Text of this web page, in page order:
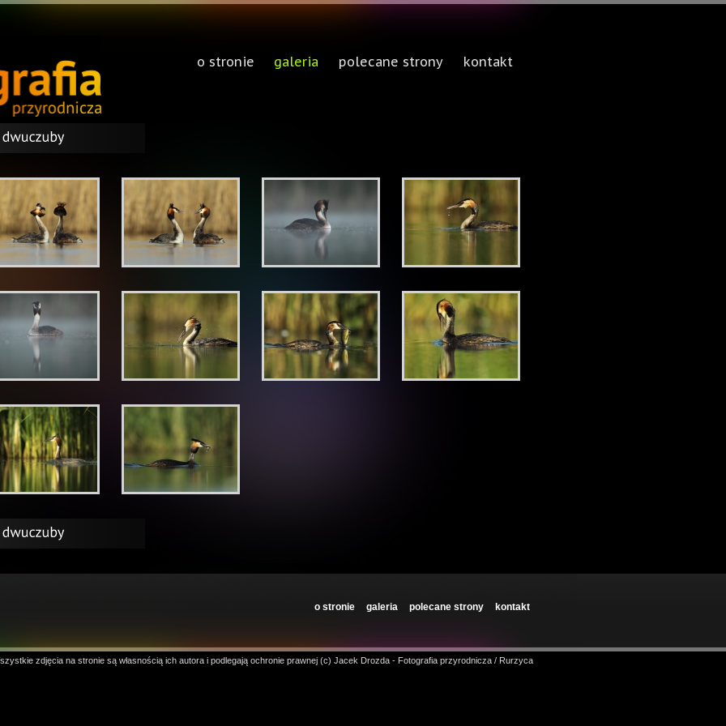
o stronie galeria polecane strony kontakt
zdjęcia na stronie są własnością ich autora i podlegają ochronie prawnej (c) Jacek Drozda - Fotografia przyrodnicza / Rurzyca